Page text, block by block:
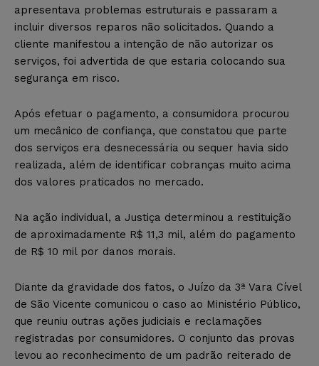
apresentava problemas estruturais e passaram a
incluir diversos reparos não solicitados. Quando a
cliente manifestou a intenção de não autorizar os
serviços, foi advertida de que estaria colocando sua
segurança em risco.
Após efetuar o pagamento, a consumidora procurou
um mecânico de confiança, que constatou que parte
dos serviços era desnecessária ou sequer havia sido
realizada, além de identificar cobranças muito acima
dos valores praticados no mercado.
Na ação individual, a Justiça determinou a restituição
de aproximadamente R$ 11,3 mil, além do pagamento
de R$ 10 mil por danos morais.
Diante da gravidade dos fatos, o Juízo da 3ª Vara Cível
de São Vicente comunicou o caso ao Ministério Público,
que reuniu outras ações judiciais e reclamações
registradas por consumidores. O conjunto das provas
levou ao reconhecimento de um padrão reiterado de